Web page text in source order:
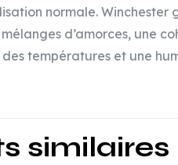
normale. Winchester
d’amorces, une
températures et une
similaires